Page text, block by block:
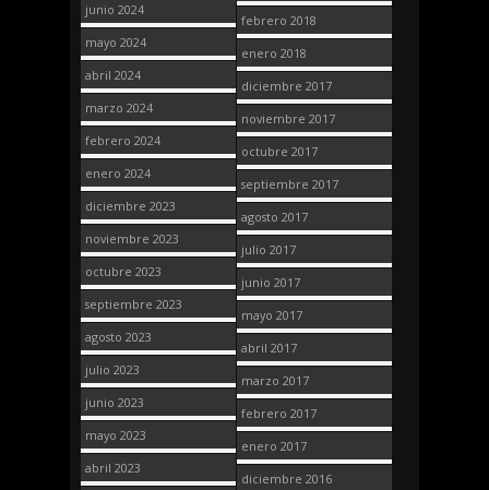
junio 2024
mayo 2024
abril 2024
marzo 2024
febrero 2024
enero 2024
diciembre 2023
noviembre 2023
octubre 2023
septiembre 2023
agosto 2023
julio 2023
junio 2023
mayo 2023
abril 2023
febrero 2018
enero 2018
diciembre 2017
noviembre 2017
octubre 2017
septiembre 2017
agosto 2017
julio 2017
junio 2017
mayo 2017
abril 2017
marzo 2017
febrero 2017
enero 2017
diciembre 2016